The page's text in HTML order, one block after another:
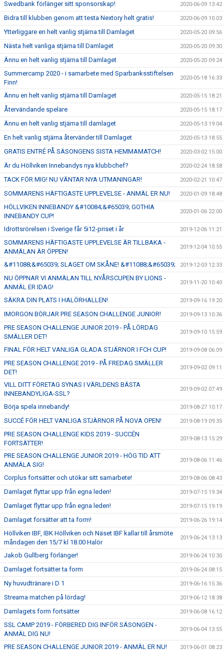
Swedbank förlänger sitt sponsorskap! 2020-06-09 13:42
Bidra till klubben genom att testa Nextory helt gratis! 2020-06-09 10:03
Ytterliggare en helt vanlig stjärna till Damlaget 2020-05-20 09:56
Nästa helt vanliga stjärna till Damlaget 2020-05-20 09:30
Ännu en helt vanlig stjärna till Damlaget 2020-05-20 09:24
Summercamp 2020 - i samarbete med Sparbanksstiftelsen
Finn!
2020-05-18 16:33
Ännu en helt vanlig stjärna till Damlaget 2020-05-15 18:21
Återvändande spelare 2020-05-15 18:17
Ännu en helt vanlig stjärna till damlaget 2020-05-13 19:04
En helt vanlig stjärna återvänder till Damlaget 2020-05-13 18:55
GRATIS ENTRÉ PÅ SÄSONGENS SISTA HEMMAMATCH! 2020-03-02 15:00
Är du Höllviken Innebandys nya klubbchef? 2020-02-24 18:58
TACK FÖR MIG! NU VÄNTAR NYA UTMANINGAR! 2020-02-21 10:47
SOMMARENS HÄFTIGASTE UPPLEVELSE - ANMÄL ER NU! 2020-01-09 18:48
HÖLLVIKEN INNEBANDY &#10084;&#65039; GOTHIA
INNEBANDY CUP!
2020-01-06 22:00
Idrottsrörelsen i Sverige får 5i12-priset i år 2019-12-06 11:21
SOMMARENS HÄFTIGASTE UPPLEVELSE ÄR TILLBAKA -
ANMÄLAN ÄR ÖPPEN!
2019-12-04 10:55
&#11088;&#65039; SLAGET OM SKÅNE! &#11088;&#65039; 2019-12-03 12:33
NU ÖPPNAR VI ANMÄLAN TILL NYÅRSCUPEN BY LIONS -
ANMÄL ER IDAG!
2019-11-20 10:40
SÄKRA DIN PLATS I HALÖRHALLEN! 2019-09-16 19:20
IMORGON BÖRJAR PRE SEASON CHALLENGE JUNIOR! 2019-09-13 10:36
PRE SEASON CHALLENGE JUNIOR 2019 - PÅ LÖRDAG
SMÄLLER DET!
2019-09-10 15:59
FINAL FÖR HELT VANLIGA GLADA STJÄRNOR I FCH CUP! 2019-09-08 06:09
PRE SEASON CHALLENGE 2019 - PÅ FREDAG SMÄLLER
DET!
2019-09-02 09:11
VILL DITT FÖRETAG SYNAS I VÄRLDENS BÄSTA
INNEBANDYLIGA-SSL?
2019-09-02 07:49
Börja spela innebandy! 2019-08-27 10:17
SUCCÉ FÖR HELT VANLIGA STJÄRNOR PÅ NOVA OPEN! 2019-08-19 09:35
PRE SEASON CHALLENGE KIDS 2019 - SUCCÉN
FORTSÄTTER!
2019-08-13 15:29
PRE SEASON CHALLENGE JUNIOR 2019 - HÖG TID ATT
ANMÄLA SIG!
2019-08-06 11:46
Corplus fortsätter och utökar sitt samarbete! 2019-08-06 08:43
Damlaget flyttar upp från egna leden! 2019-07-15 19:34
Damlaget flyttar upp från egna leden! 2019-07-15 19:19
Damlaget forsätter att ta form! 2019-06-26 19:14
Höllviken IBF, IBK Höllviken och Näset IBF kallar till årsmöte
måndagen den 15/7 kl 18.00 Halör
2019-06-24 13:13
Jakob Gullberg förlänger! 2019-06-24 10:30
Damlaget fortsätter ta form 2019-06-24 08:15
Ny huvudtränare i D 1 2019-06-16 15:36
Streama matchen på lördag! 2019-06-12 18:38
Damlagets form fortsätter 2019-06-08 16:12
SSL CAMP 2019 - FÖRBERED DIG INFÖR SÄSONGEN -
ANMÄL DIG NU!
2019-06-04 13:55
PRE SEASON CHALLENGE JUNIOR 2019 - ANMÄL ER NU! 2019-06-01 08:23